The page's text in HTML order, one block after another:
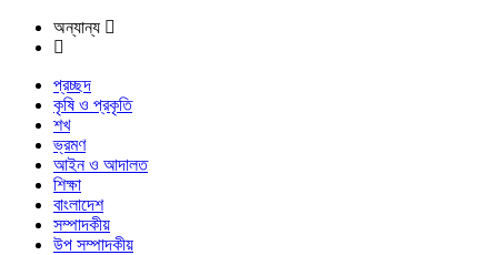
অন্যান্য
প্রচ্ছদ
কৃষি ও প্রকৃতি
শখ
ভ্রমণ
আইন ও আদালত
শিক্ষা
বাংলাদেশ
সম্পাদকীয়
উপ সম্পাদকীয়